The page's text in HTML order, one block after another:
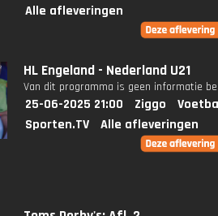
Alle afleveringen
HL Engeland - Nederland U21
Van dit programma is geen informatie
25-06-2025 21:00 Ziggo
Sporten.TV
Alle afleveringen